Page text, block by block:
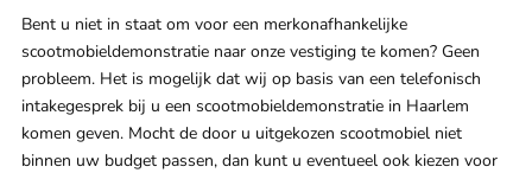
Bent u niet in staat om voor een merkonafhankelijke
scootmobieldemonstratie naar onze vestiging te komen? Geen
probleem. Het is mogelijk dat wij op basis van een telefonisch
intakegesprek bij u een scootmobieldemonstratie in Haarlem
komen geven. Mocht de door u uitgekozen scootmobiel niet
binnen uw budget passen, dan kunt u eventueel ook kiezen voor